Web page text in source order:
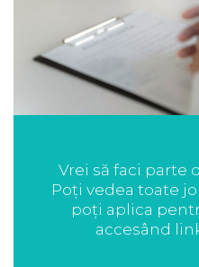
Vrei să faci parte
Poți vedea toate
poți aplica
accesând